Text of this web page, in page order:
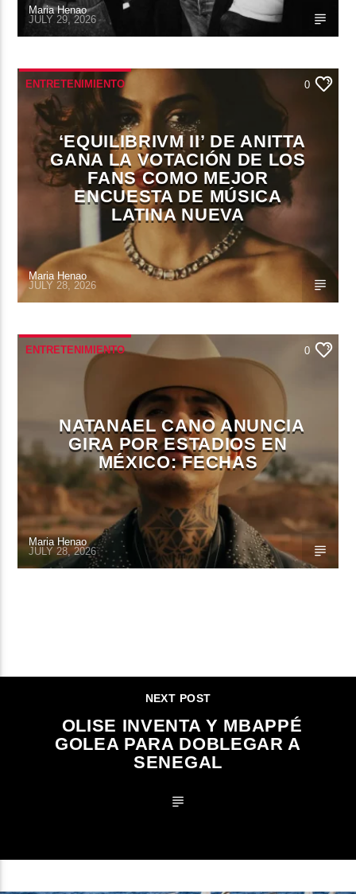
Maria Henao
JULY 29, 2026
ENTRETENIMIENTO 0
‘EQUILIBRIVM II’ DE ANITTA
GANA LA VOTACIÓN DE LOS
FANS COMO MEJOR
ENCUESTA DE MÚSICA
LATINA NUEVA
Maria Henao
JULY 28, 2026
ENTRETENIMIENTO 0
NATANAEL CANO ANUNCIA
GIRA POR ESTADIOS EN
MÉXICO: FECHAS
Maria Henao
JULY 28, 2026
NEXT POST
OLISE INVENTA Y MBAPPÉ
GOLEA PARA DOBLEGAR A
SENEGAL